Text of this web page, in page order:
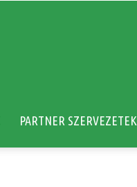
PARTNER SZERVEZETEK